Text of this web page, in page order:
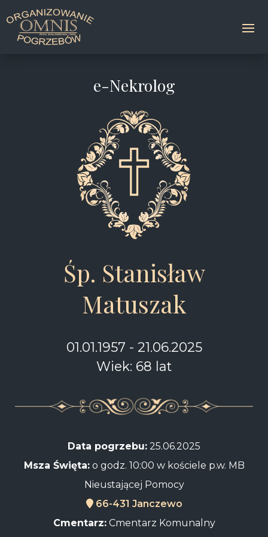
e-Nekrolog
Śp. Stanisław
Matuszak
01.01.1957 - 21.06.2025
Wiek: 68 lat
Data pogrzebu: 25.06.2025
Msza Święta:o godz. 10:00 w kościele p.w. MB
Nieustającej Pomocy
66-431 Janczewo
Cmentarz:Cmentarz Komunalny